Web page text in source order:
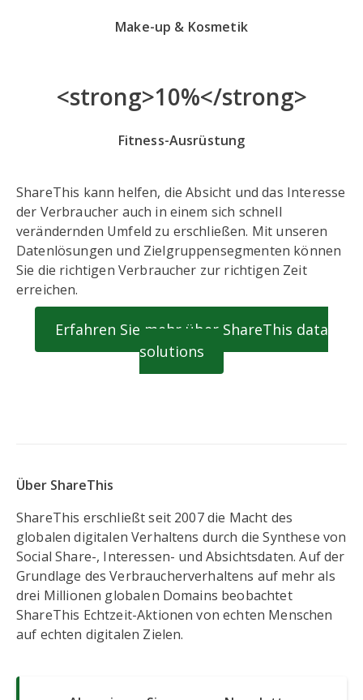
Make-up & Kosmetik
<strong>10%</strong>
Fitness-Ausrüstung
ShareThis kann helfen, die Absicht und das Interesse
der Verbraucher auch in einem sich schnell
verändernden Umfeld zu erschließen. Mit unseren
Datenlösungen und Zielgruppensegmenten können
Sie die richtigen Verbraucher zur richtigen Zeit
erreichen.
Erfahren Sie mehr über ShareThis data
solutions
Über ShareThis
ShareThis erschließt seit 2007 die Macht des
globalen digitalen Verhaltens durch die Synthese von
Social Share-, Interessen- und Absichtsdaten. Auf der
Grundlage des Verbraucherverhaltens auf mehr als
drei Millionen globalen Domains beobachtet
ShareThis Echtzeit-Aktionen von echten Menschen
auf echten digitalen Zielen.